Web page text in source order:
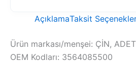
AçıklamaTaksit
Ürün markası/menşei: ÇİN,
OEM Kodları: 3564085500